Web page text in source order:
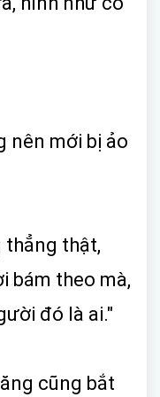
nên mới bị ảo
thẳng thật,
bám theo mà,
đó là ai."
cũng bắt